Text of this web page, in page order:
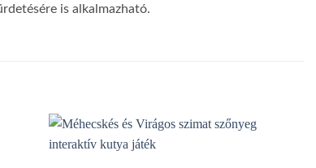
is alkalmazható.